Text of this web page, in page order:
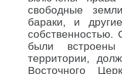
свободные
бараки, и
собственностью.
были встроены
территории,
Восточного